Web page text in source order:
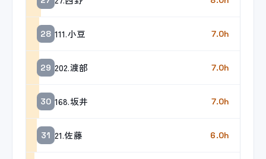
28 111.小豆 7.0h
29 202.渡部 7.0h
30 168.坂井 7.0h
31 21.佐藤 6.0h